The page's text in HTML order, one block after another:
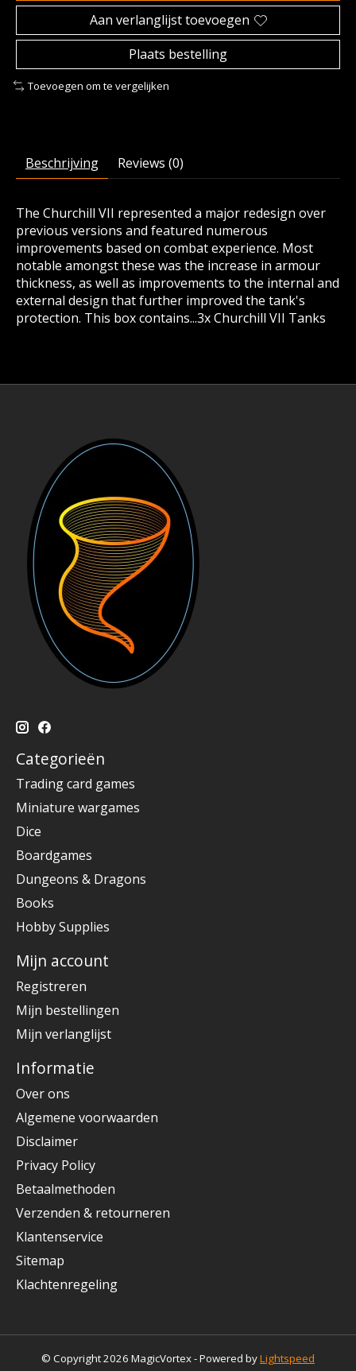
Aan verlanglijst toevoegen
Plaats bestelling
Toevoegen om te vergelijken
Beschrijving Reviews (0)
The Churchill VII represented a major redesign over
previous versions and featured numerous
improvements based on combat experience. Most
notable amongst these was the increase in armour
thickness, as well as improvements to the internal and
external design that further improved the tank's
protection. This box contains...3x Churchill VII Tanks
Categorieën
Trading card games
Miniature wargames
Dice
Boardgames
Dungeons & Dragons
Books
Hobby Supplies
Mijn account
Registreren
Mijn bestellingen
Mijn verlanglijst
Informatie
Over ons
Algemene voorwaarden
Disclaimer
Privacy Policy
Betaalmethoden
Verzenden & retourneren
Klantenservice
Sitemap
Klachtenregeling
© Copyright 2026 MagicVortex - Powered byLightspeed